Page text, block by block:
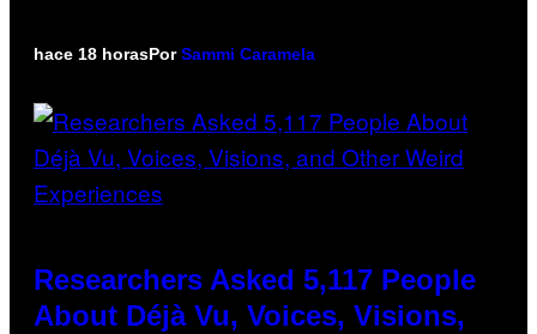
hace 18 horasPorSammi Caramela
Researchers Asked 5,117 People
About Déjà Vu, Voices, Visions,